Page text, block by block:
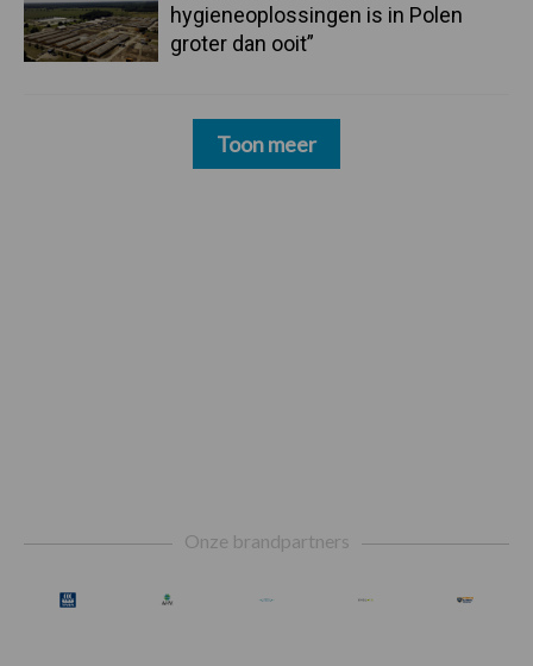
hygieneoplossingen is in Polen
groter dan ooit”
Toon meer
Onze brandpartners